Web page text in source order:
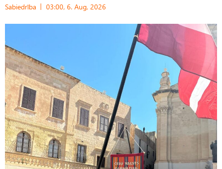
Sabiedrība 03:00, 6. Aug, 2026